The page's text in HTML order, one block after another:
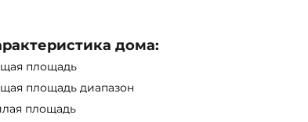
дома:
площадь
площадь диапазон
площадь